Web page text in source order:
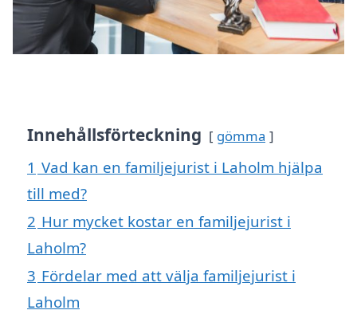
Innehållsförteckning gömma
1 Vad kan en familjejurist i Laholm hjälpa
till med?
2 Hur mycket kostar en familjejurist i
Laholm?
3 Fördelar med att välja familjejurist i
Laholm